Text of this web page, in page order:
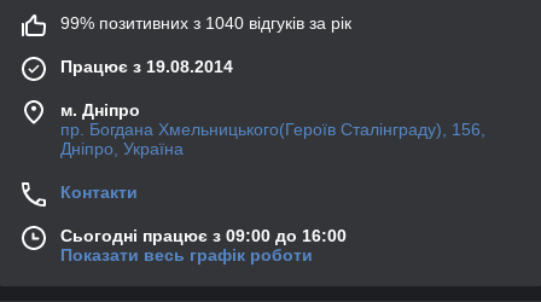
99% позитивних з 1040 відгуків за рік
Працює з 19.08.2014
м. Дніпро
пр. Богдана Хмельницького(Героїв Сталінграду), 156,
Дніпро, Україна
Контакти
Сьогодні працює з 09:00 до 16:00
Показати весь графік роботи